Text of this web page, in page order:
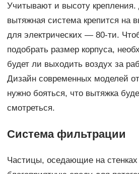
Учитывают и высоту крепления.
вытяжная система крепится на
для электрических — 80-ти.
подобрать размер корпуса,
будет ли выходить воздух за
Дизайн современных моделей
нужно бояться, что вытяжка
смотреться.
Система фильтрации
Частицы, оседающие на